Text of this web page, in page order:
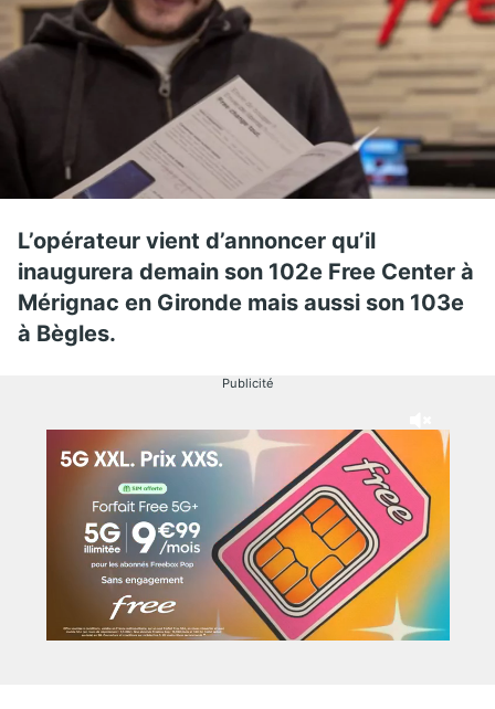
L’opérateur vient d’annoncer qu’il
inaugurera demain son 102e Free Center à
Mérignac en Gironde mais aussi son 103e
à Bègles.
Publicité